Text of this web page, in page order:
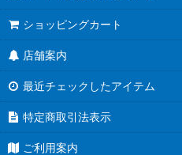
ショッピングカート
店舗案内
最近チェックしたアイテム
特定商取引法表示
ご利用案内